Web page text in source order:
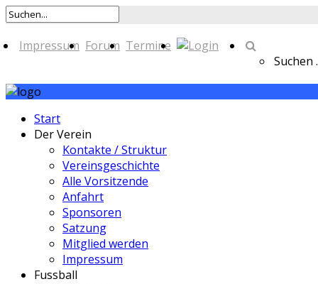
Impressum Forum Termine
Suchen
Start
Der Verein
Kontakte / Struktur
Vereinsgeschichte
Alle Vorsitzende
Anfahrt
Sponsoren
Satzung
Mitglied werden
Impressum
Fussball